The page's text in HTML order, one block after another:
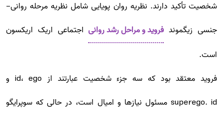
شخصیت تأکید دارند. نظریه روان پویایی شامل نظریه مرحله روانی-
جنسی زیگموند فروید و مراحل رشد روانیاجتماعی اریک اریکسون
است.
فروید معتقد بود که سه جزء شخصیت عبارتند از id، ego و
superego. id مسئول نیازها و امیال است، در حالی که سوپرایگو